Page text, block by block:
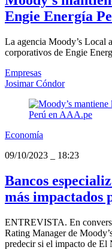
Engie Energía
La agencia Moody’s Local
corporativos de Engie
Empresas
Josimar Cóndor
Economía
09/10/2023
18:23
Bancos
más impactados
ENTREVISTA. En
Rating Manager de
predecir si el impacto de El